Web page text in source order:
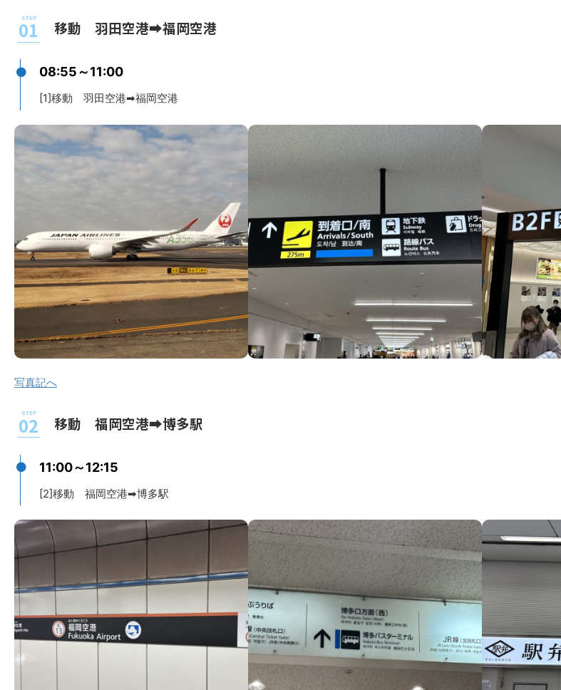
移動 羽田空港➡福岡空港
08:55～11:00
[1]移動 羽田空港➡福岡空港
写真記へ
移動 福岡空港➡博多駅
11:00～12:15
[2]移動 福岡空港➡博多駅